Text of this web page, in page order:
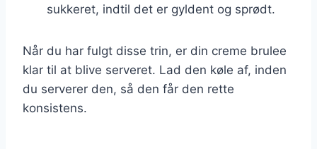
sukkeret, indtil det er gyldent og sprødt.
Når du har fulgt disse trin, er din creme brulee
klar til at blive serveret. Lad den køle af, inden
du serverer den, så den får den rette
konsistens.